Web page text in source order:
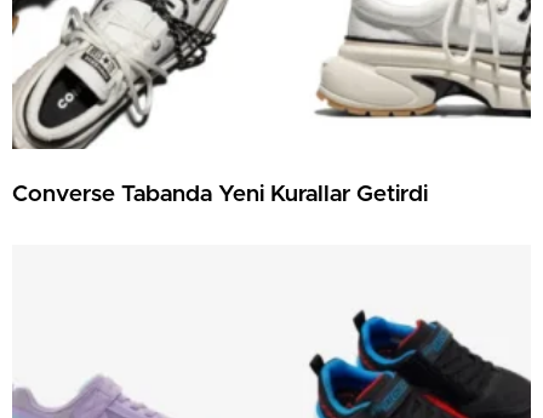
Converse Tabanda Yeni Kurallar Getirdi